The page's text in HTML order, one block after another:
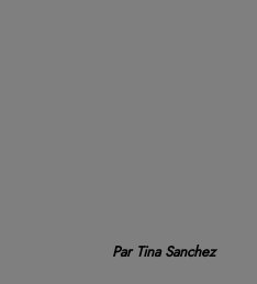
Par Tina Sanchez